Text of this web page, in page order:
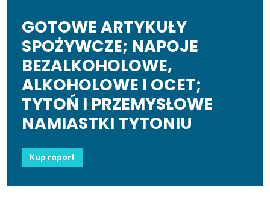
GOTOWE ARTYKUŁY
SPOŻYWCZE; NAPOJE
BEZALKOHOLOWE,
ALKOHOLOWE I OCET;
TYTOŃ I PRZEMYSŁOWE
NAMIASTKI TYTONIU
Kup raport